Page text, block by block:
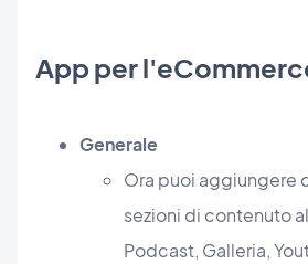
App per
Generale
Ora puoi aggiungere
sezioni di contenuto
Podcast, Galleria,